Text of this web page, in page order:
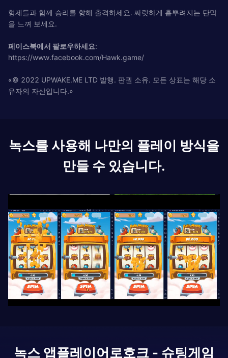
형제들과 함께 승리를 향해 출격하세요. 짜릿하게 흩뿌려지는 탄막
을 느껴 보세요.
페이스북에서 팔로우하세요:
https://www.facebook.com/Hawk.game/
«© 2022 UPWAKE.ME LTD 발행. 판권 소유. 모든 상표는 해당 소
유자의 자산입니다.»
녹스를 사용해 나만의 플레이 방식을
만들 수 있습니다.
녹스 앱플레이어로호크 - 슈팅게임